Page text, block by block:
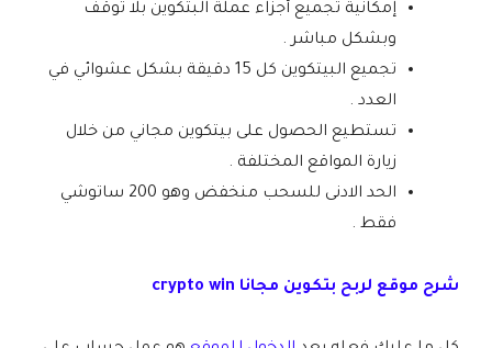
إمكانية تجميع أجزاء عملة البتكوين بلا توقف
وبشكل مباشر .
تجميع البيتكوين كل 15 دقيقة بشكل عشوائي في
العدد .
تستطيع الحصول على بيتكوين مجاني من خلال
زيارة المواقع المختلفة .
الحد الادنى للسحب منخفض وهو 200 ساتوشي
فقط .
شرح موقع لربح بتكوين مجانا crypto win